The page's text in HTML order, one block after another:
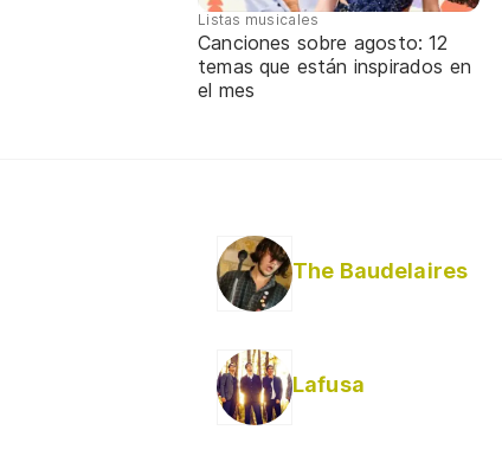
Listas musicales
Canciones sobre agosto: 12
temas que están inspirados en
el mes
The Baudelaires
Lafusa